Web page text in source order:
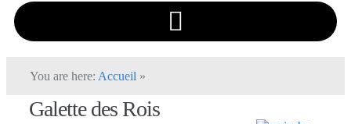
You are here: Accueil »
Galette des Rois